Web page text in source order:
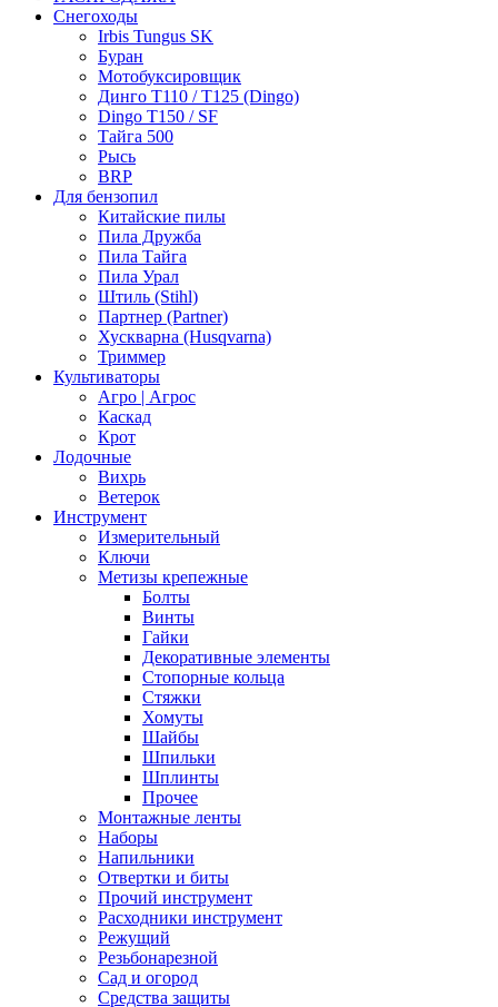
Снегоходы
Irbis Tungus SK
Буран
Мотобуксировщик
Динго T110 / T125 (Dingo)
Dingo T150 / SF
Тайга 500
Рысь
BRP
Для бензопил
Китайские пилы
Пила Дружба
Пила Тайга
Пила Урал
Штиль (Stihl)
Партнер (Partner)
Хускварна (Husqvarna)
Триммер
Культиваторы
Агро | Агрос
Каскад
Крот
Лодочные
Вихрь
Ветерок
Инструмент
Измерительный
Ключи
Метизы крепежные
Болты
Винты
Гайки
Декоративные элементы
Стопорные кольца
Стяжки
Хомуты
Шайбы
Шпильки
Шплинты
Прочее
Монтажные ленты
Наборы
Напильники
Отвертки и биты
Прочий инструмент
Расходники инструмент
Режущий
Резьбонарезной
Сад и огород
Средства защиты